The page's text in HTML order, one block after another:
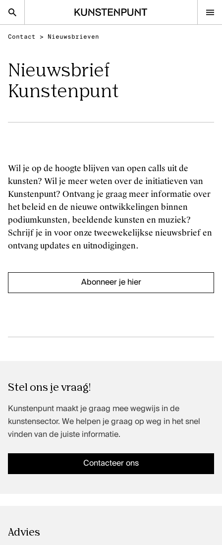
nl en
Advies
Agenda
Stel ons je vraag
DISCIPLINES
Beeldende kunsten
Klassieke muziek
Podiumkunsten
ONTDEK
Evenementen
Over Kunstenpunt
Nieuws
Inclusie, zorg en duurzaamheid
Werken bij Kunstenpunt
Nieuwsbrief Kunstenpunt
Contact > Nieuwsbrieven
Nieuwsbrief
Kunstenpunt
Wil je op de hoogte blijven van open calls uit de
kunsten? Wil je meer weten over de initiatieven van
Kunstenpunt? Ontvang je graag meer informatie over
het beleid en de nieuwe ontwikkelingen binnen
podiumkunsten, beeldende kunsten en muziek?
Schrijf je in voor onze tweewekelijkse nieuwsbrief en
ontvang updates en uitnodigingen.
Abonneer je hier
Stel ons je vraag!
Kunstenpunt maakt je graag mee wegwijs in de
kunstensector. We helpen je graag op weg in het snel
vinden van de juiste informatie.
Contacteer ons
Advies